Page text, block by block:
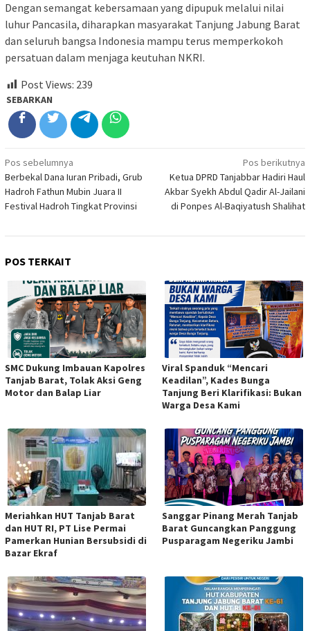
Dengan semangat kebersamaan yang dipupuk melalui nilai
luhur Pancasila, diharapkan masyarakat Tanjung Jabung Barat
dan seluruh bangsa Indonesia mampu terus memperkokoh
persatuan dalam menjaga keutuhan NKRI.
Post Views: 239
SEBARKAN
Navigasi
pos
Pos sebelumnya
Berbekal Dana Iuran Pribadi, Grub
Hadroh Fathun Mubin Juara II
Festival Hadroh Tingkat Provinsi
Pos berikutnya
Ketua DPRD Tanjabbar Hadiri Haul
Akbar Syekh Abdul Qadir Al-Jailani
di Ponpes Al-Baqiyatush Shalihat
POS TERKAIT
SMC Dukung Imbauan Kapolres
Tanjab Barat, Tolak Aksi Geng
Motor dan Balap Liar
Viral Spanduk “Mencari
Keadilan”, Kades Bunga
Tanjung Beri Klarifikasi: Bukan
Warga Desa Kami
Meriahkan HUT Tanjab Barat
dan HUT RI, PT Lise Permai
Pamerkan Hunian Bersubsidi di
Bazar Ekraf
Sanggar Pinang Merah Tanjab
Barat Guncangkan Panggung
Pusparagam Negeriku Jambi